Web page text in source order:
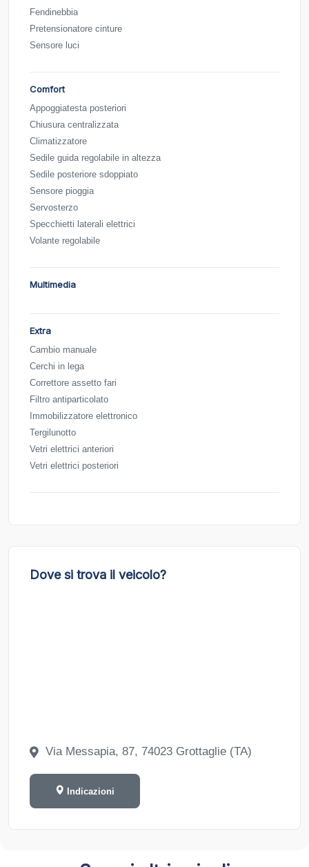
Fendinebbia
Pretensionatore cinture
Sensore luci
Comfort
Appoggiatesta posteriori
Chiusura centralizzata
Climatizzatore
Sedile guida regolabile in altezza
Sedile posteriore sdoppiato
Sensore pioggia
Servosterzo
Specchietti laterali elettrici
Volante regolabile
Multimedia
Extra
Cambio manuale
Cerchi in lega
Correttore assetto fari
Filtro antiparticolato
Immobilizzatore elettronico
Tergilunotto
Vetri elettrici anteriori
Vetri elettrici posteriori
Dove si trova il veicolo?
Via Messapia, 87, 74023 Grottaglie (TA)
Indicazioni